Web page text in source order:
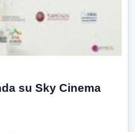
su Sky Cinema